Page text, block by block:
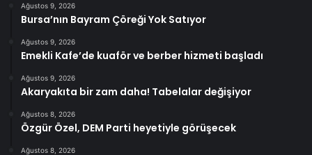
Ağustos 9, 2026
Bursa’nın Bayram Çöreği Yok Satıyor
Ağustos 9, 2026
Emekli Kafe’de kuaför ve berber hizmeti başladı
Ağustos 9, 2026
Akaryakıta bir zam daha! Tabelalar değişiyor
Ağustos 8, 2026
Özgür Özel, DEM Parti heyetiyle görüşecek
Ağustos 8, 2026